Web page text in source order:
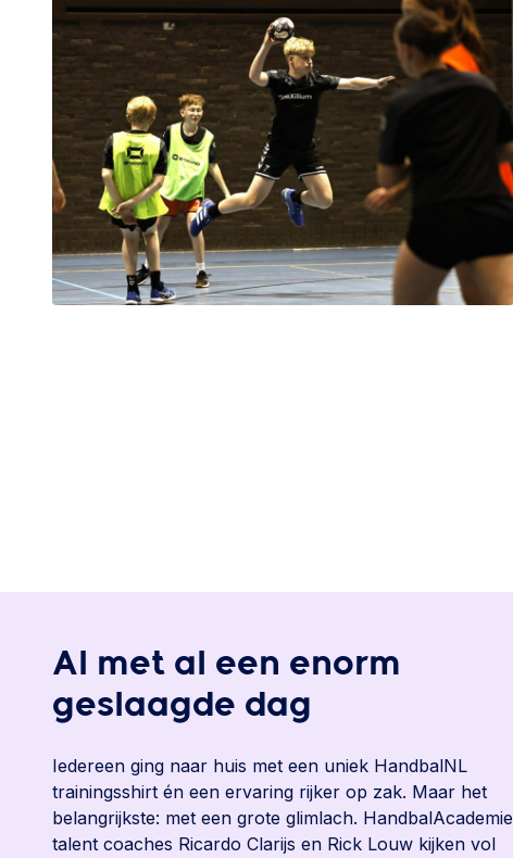
Al met al een enorm
geslaagde dag
Iedereen ging naar huis met een uniek HandbalNL
trainingsshirt én een ervaring rijker op zak. Maar het
belangrijkste: met een grote glimlach. HandbalAcademie
talent coaches Ricardo Clarijs en Rick Louw kijken vol